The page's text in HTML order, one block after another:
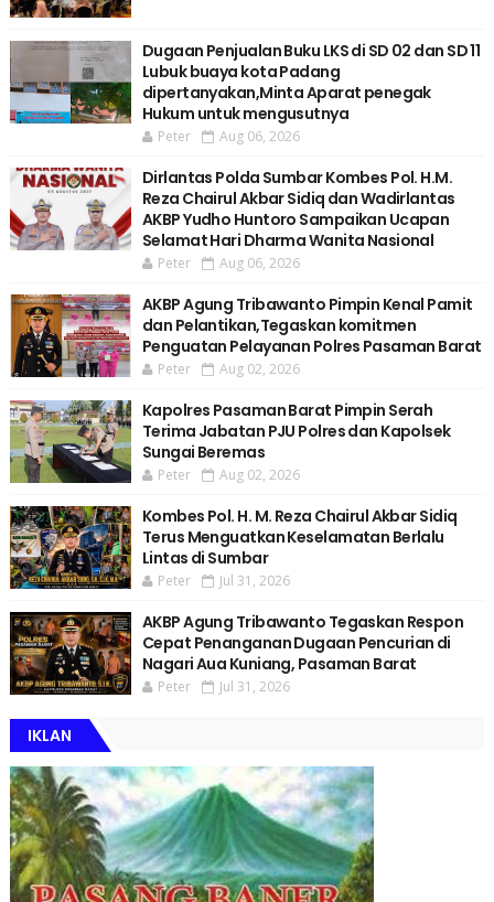
Dugaan Penjualan Buku LKS di SD 02 dan SD 11
Lubuk buaya kota Padang
dipertanyakan,Minta Aparat penegak
Hukum untuk mengusutnya
Peter Aug 06, 2026
Dirlantas Polda Sumbar Kombes Pol. H.M.
Reza Chairul Akbar Sidiq dan Wadirlantas
AKBP Yudho Huntoro Sampaikan Ucapan
Selamat Hari Dharma Wanita Nasional
Peter Aug 06, 2026
AKBP Agung Tribawanto Pimpin Kenal Pamit
dan Pelantikan,Tegaskan komitmen
Penguatan Pelayanan Polres Pasaman Barat
Peter Aug 02, 2026
Kapolres Pasaman Barat Pimpin Serah
Terima Jabatan PJU Polres dan Kapolsek
Sungai Beremas
Peter Aug 02, 2026
Kombes Pol. H. M. Reza Chairul Akbar Sidiq
Terus Menguatkan Keselamatan Berlalu
Lintas di Sumbar
Peter Jul 31, 2026
AKBP Agung Tribawanto Tegaskan Respon
Cepat Penanganan Dugaan Pencurian di
Nagari Aua Kuniang, Pasaman Barat
Peter Jul 31, 2026
IKLAN